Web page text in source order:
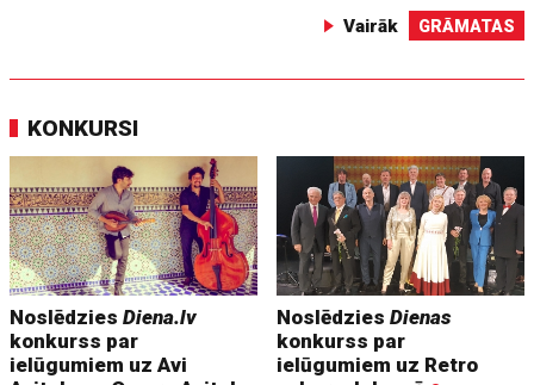
Vairāk GRĀMATAS
KONKURSI
NoslēdziesDiena.lv
konkurss par
ielūgumiem uz Avi
NoslēdziesDienas
konkurss par
ielūgumiem uz Retro